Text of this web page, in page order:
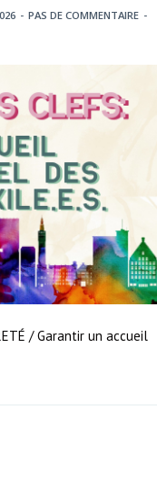
- PAS DE COMMENTAIRE -
/ Garantir un accueil